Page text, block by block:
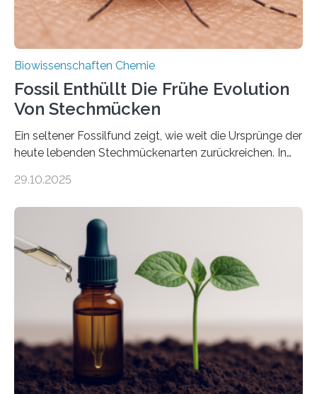
Biowissenschaften Chemie
Fossil Enthüllt Die Frühe Evolution
Von Stechmücken
Ein seltener Fossilfund zeigt, wie weit die Ursprünge der
heute lebenden Stechmückenarten zurückreichen. In
Forschende die bisher älteste bekannte Stechmücken-
Region Kachin in Myanmar und hat sich in
ausgezeichnetem Zustand erhalten. Es konnte als neue
Art einer neuen Gattung beschrieben werden und trägt
nun den Namen Cretosabethes primaevus. Dieser erste
fossile Nachweis einer Stechmückenlarve in Bernstein
stellt gleichzeitig den ersten Fossilfund einer
Mückenlarve aus dem Mesozoikum dar, denn…
29.10.2025